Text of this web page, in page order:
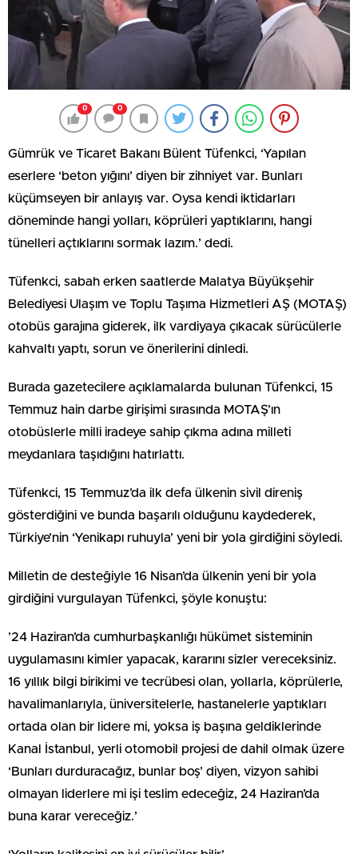
0 0
Gümrük ve Ticaret Bakanı Bülent Tüfenkci, ‘Yapılan
eserlere ‘beton yığını’ diyen bir zihniyet var. Bunları
küçümseyen bir anlayış var. Oysa kendi iktidarları
döneminde hangi yolları, köprüleri yaptıklarını, hangi
tünelleri açtıklarını sormak lazım.’ dedi.
Tüfenkci, sabah erken saatlerde Malatya Büyükşehir
Belediyesi Ulaşım ve Toplu Taşıma Hizmetleri AŞ (MOTAŞ)
otobüs garajına giderek, ilk vardiyaya çıkacak sürücülerle
kahvaltı yaptı, sorun ve önerilerini dinledi.
Burada gazetecilere açıklamalarda bulunan Tüfenkci, 15
Temmuz hain darbe girişimi sırasında MOTAŞ’ın
otobüslerle milli iradeye sahip çıkma adına milleti
meydanlara taşıdığını hatırlattı.
Tüfenkci, 15 Temmuz’da ilk defa ülkenin sivil direniş
gösterdiğini ve bunda başarılı olduğunu kaydederek,
Türkiye’nin ‘Yenikapı ruhuyla’ yeni bir yola girdiğini söyledi.
Milletin de desteğiyle 16 Nisan’da ülkenin yeni bir yola
girdiğini vurgulayan Tüfenkci, şöyle konuştu:
’24 Haziran’da cumhurbaşkanlığı hükümet sisteminin
uygulamasını kimler yapacak, kararını sizler vereceksiniz.
16 yıllık bilgi birikimi ve tecrübesi olan, yollarla, köprülerle,
havalimanlarıyla, üniversitelerle, hastanelerle yaptıkları
ortada olan bir lidere mi, yoksa iş başına geldiklerinde
Kanal İstanbul, yerli otomobil projesi de dahil olmak üzere
‘Bunları durduracağız, bunlar boş’ diyen, vizyon sahibi
olmayan liderlere mi işi teslim edeceğiz, 24 Haziran’da
buna karar vereceğiz.’